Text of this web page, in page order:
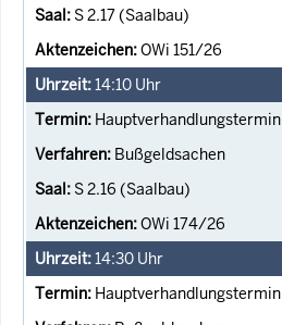
S 2.17 (Saalbau)
OWi 151/26
14:10 Uhr
Hauptverhandlungstermin
Bußgeldsachen
S 2.16 (Saalbau)
OWi 174/26
14:30 Uhr
Hauptverhandlungstermin